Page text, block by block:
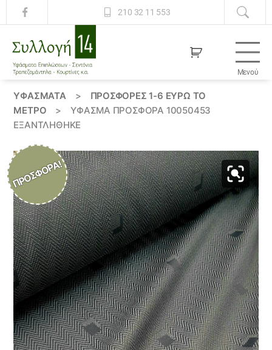
210 32 11 553
14
Μενού
ΥΦΆΣΜΑΤΑ >
ΠΡΟΣΦΟΡΕΣ 1-6 ΕΥΡΩ ΤΟ
ΜΕΤΡΟ
>
ΎΦΑΣΜΑ ΠΡΟΣΦΟΡΆ 10050453
ΕΞΑΝΤΛΗΘΗΚΕ
ΠΡΟΣΦΟΡΆ!